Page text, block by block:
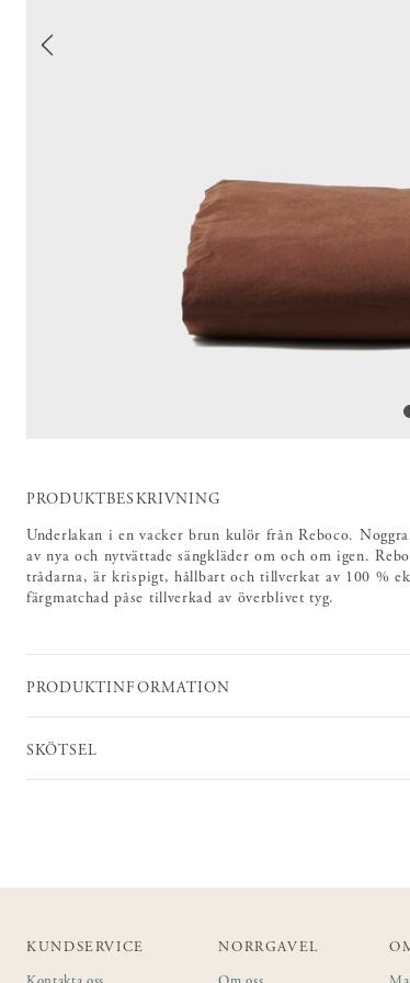
PRODUKTBESKRIVNING
Underlakan i en vacker brun kulör från Reboco.
av nya och nytvättade sängkläder om och om igen.
trådarna, är krispigt, hållbart och tillverkat av 100 %
färgmatchad påse tillverkad av överblivet tyg.
PRODUKTINFORMATION
SKÖTSEL
KUNDSERVICE NORRGAVEL